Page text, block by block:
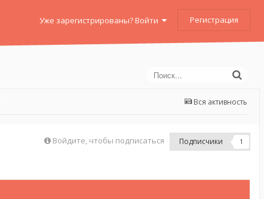
Уже зарегистрированы? Войти Регистрация
Вся активность
Войдите, чтобы подписаться Подписчики 1